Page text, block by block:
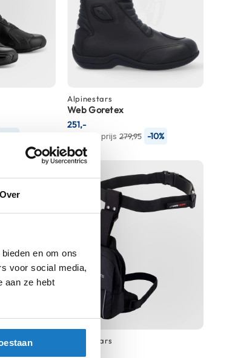
Over
en om ons
voor social media,
aan ze hebt
-10%
Alpinestars
Web Goretex
Normale prijs 279,95 -10%
251,-
Alpinestars